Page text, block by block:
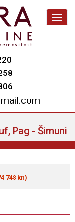
Pag - Šimuni
748 kn)